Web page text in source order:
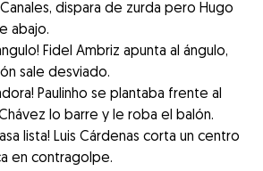
dispara de zurda pero Hugo
abajo.
Fidel Ambriz apunta al ángulo,
sale desviado.
Paulinho se plantaba frente al
lo barre y le roba el balón.
pasa lista! Luis Cárdenas corta un centro
en contragolpe.